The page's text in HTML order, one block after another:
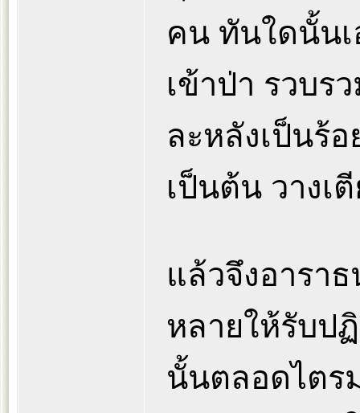
คน ทันใดนั้น
เข้าป่า รวบร
ละหลังเป็นร้
เป็นต้น วางเ
แล้วจึงอารา
หลายให้รับป
นั้นตลอดไตร